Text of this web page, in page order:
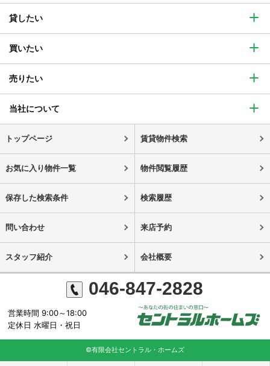
貸したい
買いたい
売りたい
当社について
トップページ 賃貸物件検索
お気に入り物件一覧 物件閲覧履歴
保存した検索条件 検索履歴
問い合わせ 来店予約
スタッフ紹介 会社概要
046-847-2828
営業時間 9:00～18:00
定休日 水曜日・祝日
©有限会社セントラル・ホームズ